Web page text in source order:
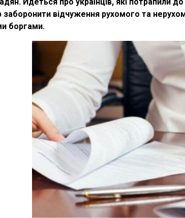
заборонити відчуження рухомого та
боргами.